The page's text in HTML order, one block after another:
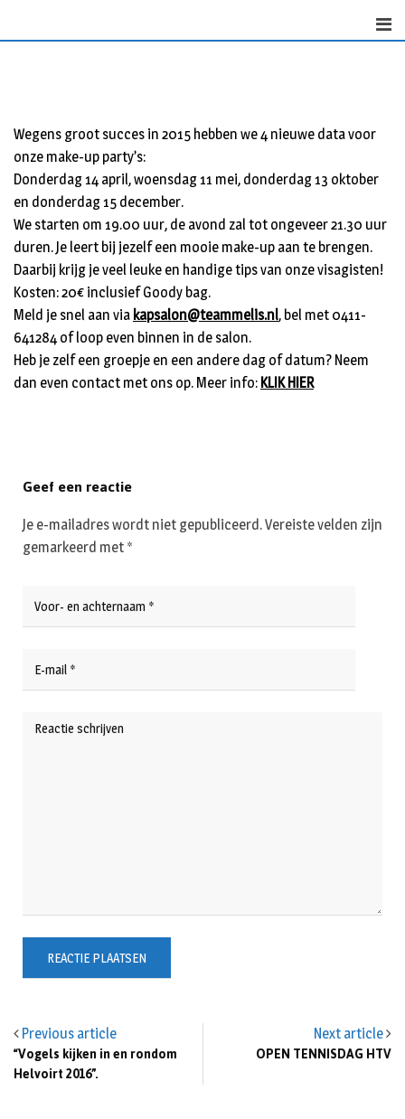
Wegens groot succes in 2015 hebben we 4 nieuwe data voor
onze make-up party’s:
Donderdag 14 april, woensdag 11 mei, donderdag 13 oktober
en donderdag 15 december.
We starten om 19.00 uur, de avond zal tot ongeveer 21.30 uur
duren. Je leert bij jezelf een mooie make-up aan te brengen.
Daarbij krijg je veel leuke en handige tips van onze visagisten!
Kosten: 20€ inclusief Goody bag.
Meld je snel aan via kapsalon@teammelis.nl, bel met 0411-
641284 of loop even binnen in de salon.
Heb je zelf een groepje en een andere dag of datum? Neem
dan even contact met ons op. Meer info: KLIK HIER
Previous article
“Vogels kijken in en rondom
Helvoirt 2016”.
Next article
OPEN TENNISDAG HTV
Geef een reactie
Je e-mailadres wordt niet gepubliceerd.Vereiste velden zijn
gemarkeerd met *